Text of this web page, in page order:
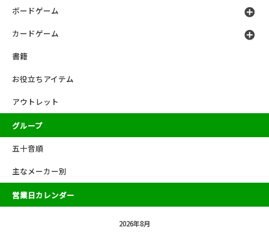
ボードゲーム
カードゲーム
書籍
お役立ちアイテム
アウトレット
グループ
五十音順
主なメーカー別
営業日カレンダー
2026年8月